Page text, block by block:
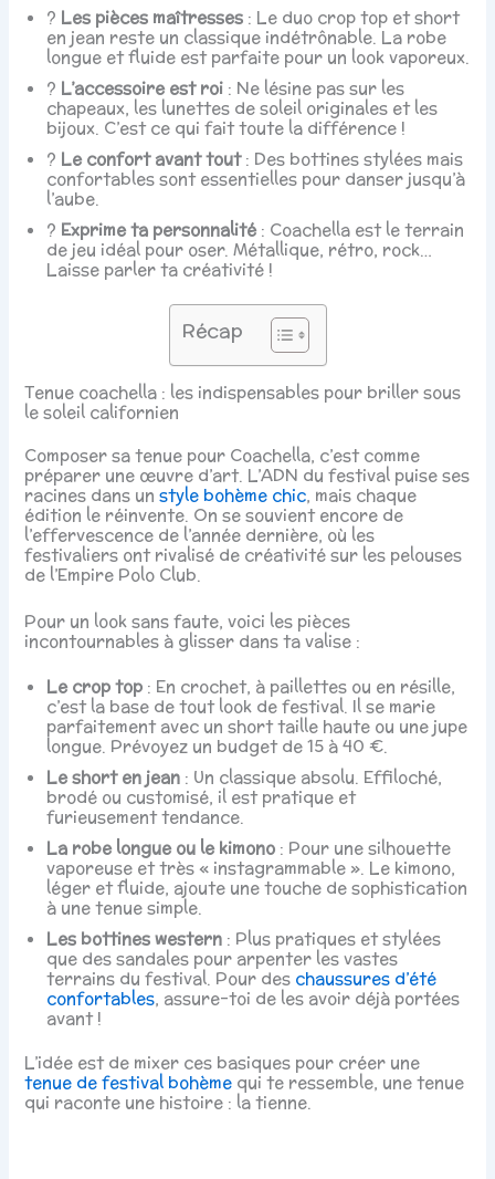
? Les pièces maîtresses : Le duo crop top et short
en jean reste un classique indétrônable. La robe
longue et fluide est parfaite pour un look vaporeux.
? L’accessoire est roi : Ne lésine pas sur les
chapeaux, les lunettes de soleil originales et les
bijoux. C’est ce qui fait toute la différence !
? Le confort avant tout: Des bottines stylées mais
confortables sont essentielles pour danser jusqu’à
l’aube.
? Exprime ta personnalité: Coachella est le terrain
de jeu idéal pour oser. Métallique, rétro, rock…
Laisse parler ta créativité !
Récap
Tenue coachella : les indispensables pour briller sous
le soleil californien
Composer sa tenue pour Coachella, c’est comme
préparer une œuvre d’art. L’ADN du festival puise ses
racines dans unstyle bohème chic, mais chaque
édition le réinvente. On se souvient encore de
l’effervescence de l’année dernière, où les
festivaliers ont rivalisé de créativité sur les pelouses
de l’Empire Polo Club.
Pour un look sans faute, voici les pièces
incontournables à glisser dans ta valise :
Le crop top : En crochet, à paillettes ou en résille,
c’est la base de tout look de festival. Il se marie
parfaitement avec un short taille haute ou une jupe
longue. Prévoyez un budget de 15 à 40 €.
Le short en jean : Un classique absolu. Effiloché,
brodé ou customisé, il est pratique et
furieusement tendance.
La robe longue ou le kimono : Pour une silhouette
vaporeuse et très « instagrammable ». Le kimono,
léger et fluide, ajoute une touche de sophistication
à une tenue simple.
Les bottines western : Plus pratiques et stylées
que des sandales pour arpenter les vastes
terrains du festival. Pour des chaussures d’été
confortables, assure-toi de les avoir déjà portées
avant !
L’idée est de mixer ces basiques pour créer une
tenue de festival bohème qui te ressemble, une tenue
qui raconte une histoire : la tienne.